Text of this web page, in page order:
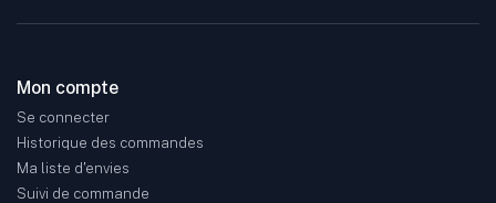
Mon compte
Se connecter
Historique des commandes
Ma liste d'envies
Suivi de commande